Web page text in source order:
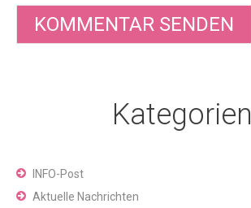
Kategorien
INFO-Post
Aktuelle Nachrichten